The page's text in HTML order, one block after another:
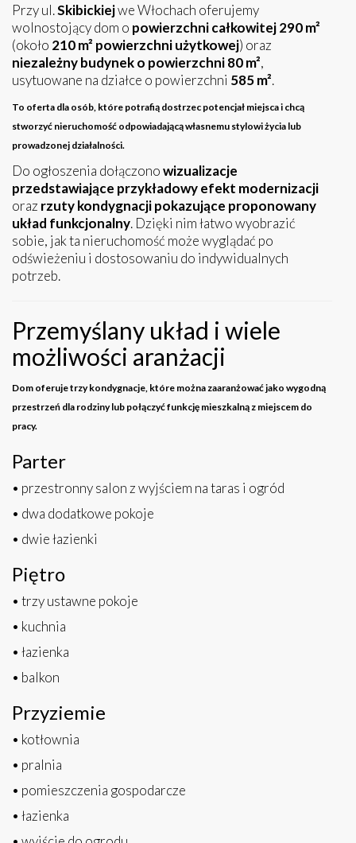
Przy ul.Skibickiejwe Włochach oferujemy
wolnostojący dom o powierzchni całkowitej 290 m²
(około 210 m² powierzchni użytkowej) oraz
niezależny budynek o powierzchni 80 m²,
usytuowane na działce o powierzchni 585 m².
To oferta dla osób, które potrafią dostrzec potencjał miejsca i chcą
stworzyć nieruchomość odpowiadającą własnemu stylowi życia lub
prowadzonej działalności.
Do ogłoszenia dołączonowizualizacje
przedstawiające przykładowy efekt modernizacji
oraz rzuty kondygnacji pokazujące proponowany
układ funkcjonalny. Dzięki nim łatwo wyobrazić
sobie, jak ta nieruchomość może wyglądać po
odświeżeniu i dostosowaniu do indywidualnych
potrzeb.
Przemyślany układ i wiele
możliwości aranżacji
Dom oferuje trzy kondygnacje, które można zaaranżować jako wygodną
przestrzeń dla rodziny lub połączyć funkcję mieszkalną z miejscem do
pracy.
Parter
• przestronny salon z wyjściem na taras i ogród
• dwa dodatkowe pokoje
• dwie łazienki
Piętro
• trzy ustawne pokoje
• kuchnia
• łazienka
• balkon
Przyziemie
• kotłownia
• pralnia
• pomieszczenia gospodarcze
• łazienka